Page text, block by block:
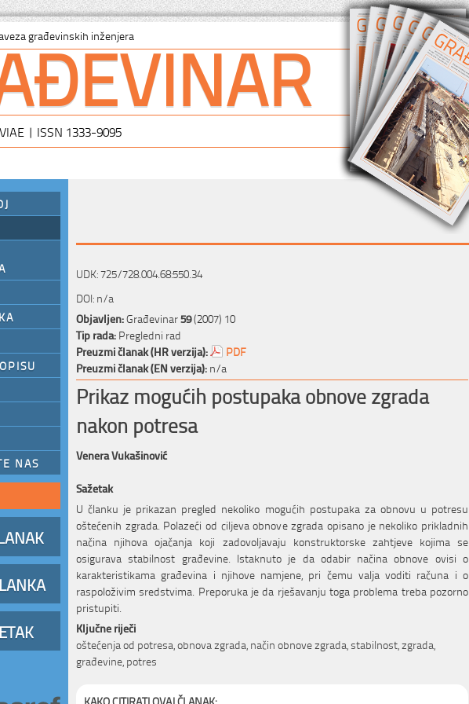
građevinskih inženjera
| ISSN 1333-9095
NAS
UDK: 725/728.004.68:550.34
DOI: n/a
Objavljen:Građevinar59(2007) 10
Tip rada:Pregledni rad
Preuzmi članak (HR verzija):
PDF
Preuzmi članak (EN verzija):n/a
Prikaz mogućih postupaka obnove zgrada
nakon potresa
Venera Vukašinović
Sažetak
U članku je prikazan pregled nekoliko mogućih postupaka za obnovu u potresu
oštećenih zgrada. Polazeći od ciljeva obnove zgrada opisano je nekoliko prikladnih
načina njihova ojačanja koji zadovoljavaju konstruktorske zahtjeve kojima se
osigurava stabilnost građevine. Istaknuto je da odabir načina obnove ovisi o
karakteristikama građevina i njihove namjene, pri čemu valja voditi računa i o
raspoloživim sredstvima. Preporuka je da rješavanju toga problema treba pozorno
pristupiti.
Ključne riječi
oštećenja od potresa, obnova zgrada, način obnove zgrada, stabilnost, zgrada,
građevine, potres
KAKO CITIRATI OVAJ ČLANAK: